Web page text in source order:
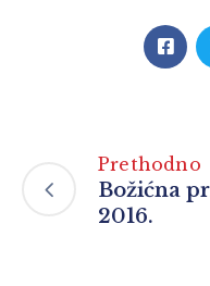
Prethodno
Božićna
2016.